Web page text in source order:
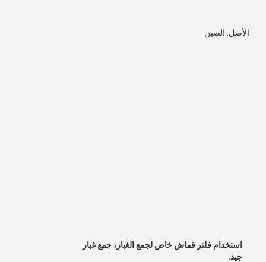
الأصل: الصين
استخدام فلتر قماش خاص لجمع الغبار، جمع غبار
جيد.